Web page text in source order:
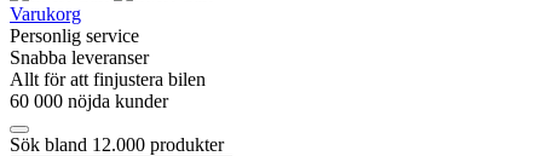
Varukorg
Personlig service
Snabba leveranser
Allt för att finjustera bilen
60 000 nöjda kunder
Sök bland 12.000 produkter